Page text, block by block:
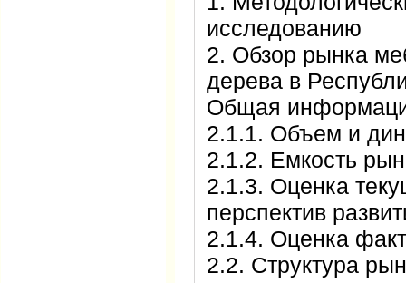
исследованию
2. Обзор рынка
дерева в
Общая
2.1.1. Объем и
2.1.2. Емкость
2.1.3. Оценка
перспектив
2.1.4. Оценка
2.2. Структура